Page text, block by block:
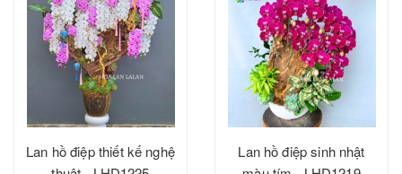
Lan hồ điệp thiết kế nghệ
Lan hồ điệp sinh nhật